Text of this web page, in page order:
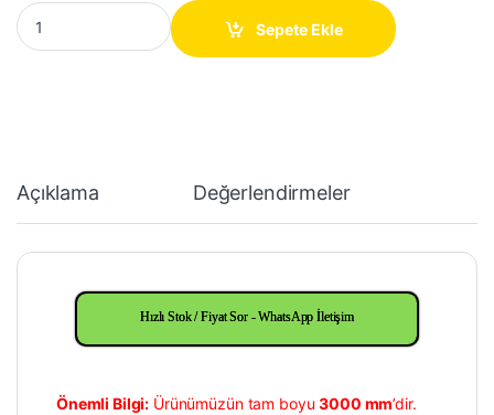
Alüminyum Çubuk Çap 25 mm quantity
Sepete Ekle
Açıklama Değerlendirmeler
Hızlı Stok / Fiyat Sor - WhatsApp İletişim
Önemli Bilgi: Ürünümüzün tam boyu3000 mm’dir.